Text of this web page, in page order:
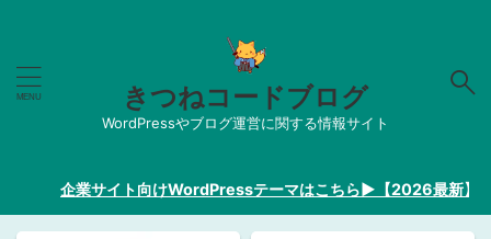
きつねコードブログ
WordPressやブログ運営に関する情報サイト
業サイト向けWordPressテーマはこちら▶︎【2026最新】